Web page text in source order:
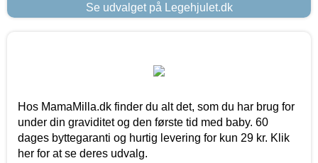
Se udvalget på Legehjulet.dk
Hos MamaMilla.dk finder du alt det, som du har brug for
under din graviditet og den første tid med baby. 60
dages byttegaranti og hurtig levering for kun 29 kr. Klik
her for at se deres udvalg.